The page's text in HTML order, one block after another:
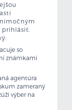
so
známkami
agentúra
zameraný
výber na